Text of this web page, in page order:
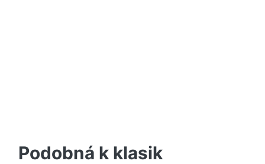
Podobná k klasik